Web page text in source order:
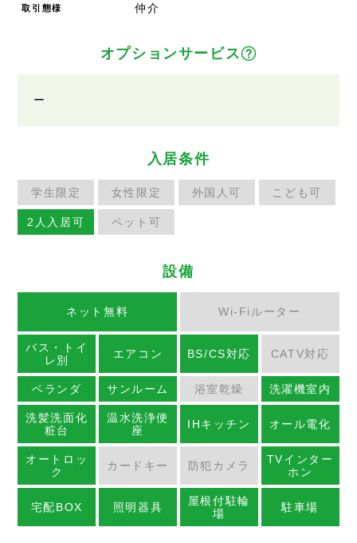
取引態様 仲介
オプションサービス
ー
入居条件
学生限定 女性限定 外国人可 こども可
2人入居可 ペット可
設備
ネット無料 Wi-Fiルーター
バス・トイ
レ別
エアコン BS/CS対応 CATV対応
ベランダ サンルーム 浴室乾燥 洗濯機室内
洗髪洗面化
粧台
温水洗浄便
座
IHキッチン オール電化
オートロッ
ク
カードキー 防犯カメラ
TVインター
ホン
宅配BOX 照明器具
屋根付駐輪
場
駐車場